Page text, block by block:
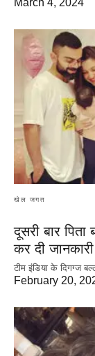
खेल जगत
दूसरी बार‌
कर दी‌ जानकारी
टीम इंडिया के दिगग्ज
February 20,